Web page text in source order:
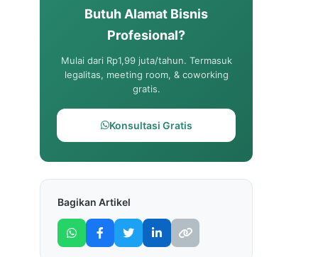
Butuh Alamat Bisnis
Profesional?
Mulai dari Rp1,99 juta/tahun. Termasuk
legalitas, meeting room, & coworking
gratis.
Konsultasi Gratis
Bagikan Artikel